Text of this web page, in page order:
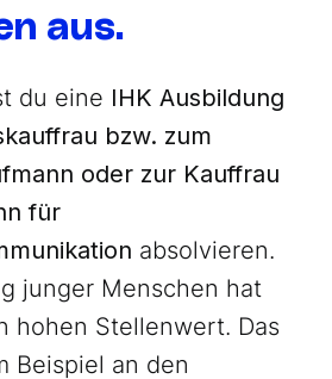
aus.
du eine IHK Ausbildung
bzw. zum
oder zur Kauffrau
für
absolvieren.
junger Menschen hat
hohen Stellenwert. Das
Beispiel an den